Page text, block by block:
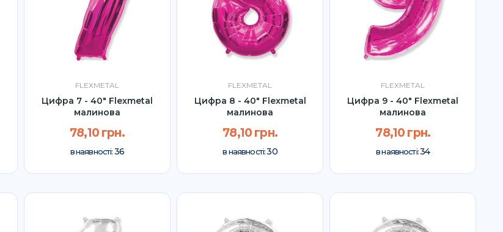
FLEXMETAL
Цифра 7 - 40" Flexmetal
малинова
78,10 грн.
в наявності: 36
FLEXMETAL
Цифра 8 - 40" Flexmetal
малинова
78,10 грн.
в наявності:30
FLEXMETAL
Цифра 9 - 40" Flexmetal
малинова
78,10 грн.
в наявності:34